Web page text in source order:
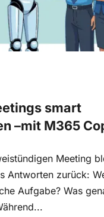
smart
–mit M365
Meeting
Antworten zurück:
Aufgabe? Was